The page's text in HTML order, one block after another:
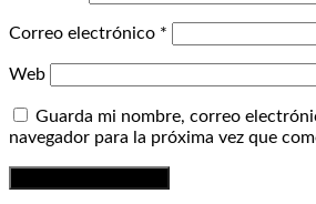
Correo electrónico *
Web
Guarda mi nombre, correo
navegador para la próxima vez que